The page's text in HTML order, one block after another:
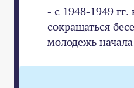
- с 1948-1949 гг.
сокращаться
молодежь